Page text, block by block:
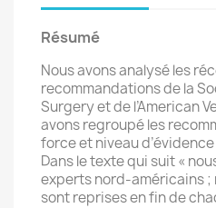
Résumé
Nous avons analysé les
recommandations de la
Surgery et de l’American
avons regroupé les
force et niveau
Dans le texte qui suit «
experts nord-américains ;
sont reprises en fin de